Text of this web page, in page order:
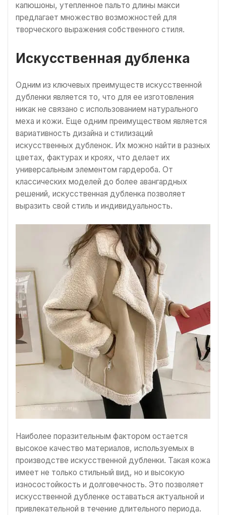
капюшоны, утепленное пальто длины макси
предлагает множество возможностей для
творческого выражения собственного стиля.
Искусственная дубленка
Одним из ключевых преимуществ искусственной
дубленки является то, что для ее изготовления
никак не связано с использованием натурального
меха и кожи. Еще одним преимуществом является
вариативность дизайна и стилизаций
искусственных дубленок. Их можно найти в разных
цветах, фактурах и кроях, что делает их
универсальным элементом гардероба. От
классических моделей до более авангардных
решений, искусственная дубленка позволяет
выразить свой стиль и индивидуальность.
Наиболее поразительным фактором остается
высокое качество материалов, используемых в
производстве искусственной дубленки. Такая кожа
имеет не только стильный вид, но и высокую
износостойкость и долговечность. Это позволяет
искусственной дубленке оставаться актуальной и
привлекательной в течение длительного периода.